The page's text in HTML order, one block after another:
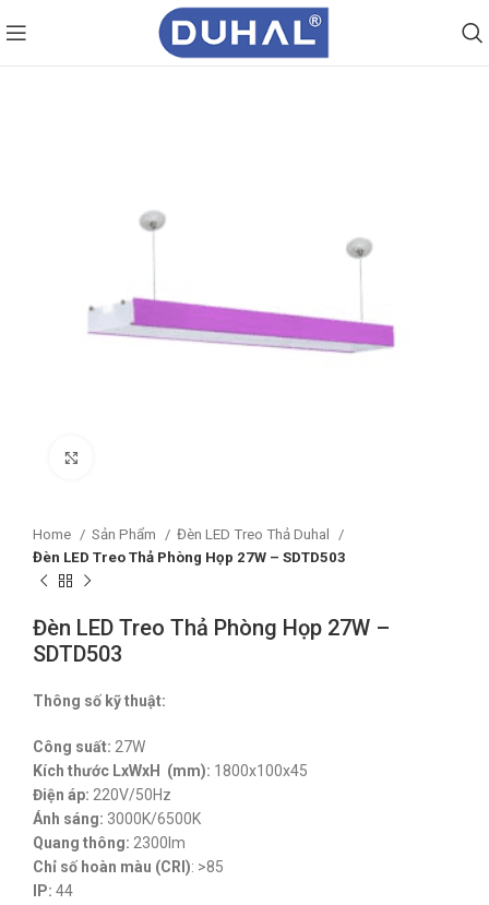
Home Sản Phẩm
Đèn LED Treo Thả Duhal
Đèn LED Treo Thả Phòng Họp 27W – SDTD503
Đèn LED Treo Thả Phòng Họp 27W –
SDTD503
Thông số kỹ thuật:
Công suất: 27W
Kích thước LxWxH (mm): 1800x100x45
Điện áp: 220V/50Hz
Ánh sáng: 3000K/6500K
Quang thông: 2300lm
Chỉ số hoàn màu (CRI): >85
IP: 44